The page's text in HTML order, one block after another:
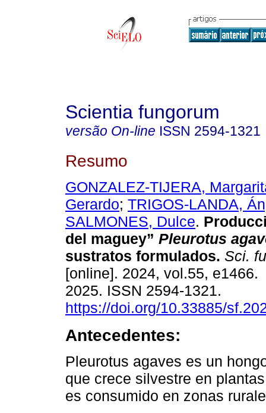
Scientia fungorum
versão On-line ISSN 2594-1321
Resumo
GONZALEZ-TIJERA,
Gerardo; TRIGOS-LANDA,
SALMONES, Dulce.
del maguey” Pleurotus
sustratos formulados. Sci.
[online]. 2024, vol.55, e1466.
2025. ISSN 2594-1321.
https://doi.org/10.33885/
Antecedentes:
Pleurotus agaves es un
que crece silvestre en
es consumido en zonas